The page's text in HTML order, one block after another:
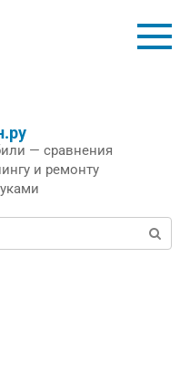
— сравнения
и ремонту